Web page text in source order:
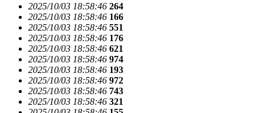
2025/10/03 18:58:46 264
2025/10/03 18:58:46 166
2025/10/03 18:58:46 551
2025/10/03 18:58:46 176
2025/10/03 18:58:46 621
2025/10/03 18:58:46 974
2025/10/03 18:58:46 193
2025/10/03 18:58:46 972
2025/10/03 18:58:46 743
2025/10/03 18:58:46 321